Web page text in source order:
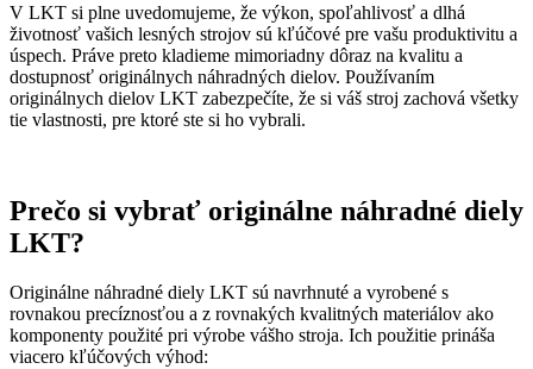
V LKT si plne uvedomujeme, že výkon, spoľahlivosť a dlhá
životnosť vašich lesných strojov sú kľúčové pre vašu produktivitu a
úspech. Práve preto kladieme mimoriadny dôraz na kvalitu a
dostupnosť originálnych náhradných dielov. Používaním
originálnych dielov LKT zabezpečíte, že si váš stroj zachová všetky
tie vlastnosti, pre ktoré ste si ho vybrali.
Prečo si vybrať originálne náhradné diely
LKT?
Originálne náhradné diely LKT sú navrhnuté a vyrobené s
rovnakou precíznosťou a z rovnakých kvalitných materiálov ako
komponenty použité pri výrobe vášho stroja. Ich použitie prináša
viacero kľúčových výhod: